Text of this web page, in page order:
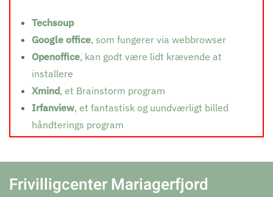
Techsoup
Google office, som fungerer via webbrowser
Openoffice, kan godt være lidt krævende at
installere
Xmind, et Brainstorm program
Irfanview, et fantastisk og uundværligt billed
håndterings program
Frivilligcenter Mariagerfjord